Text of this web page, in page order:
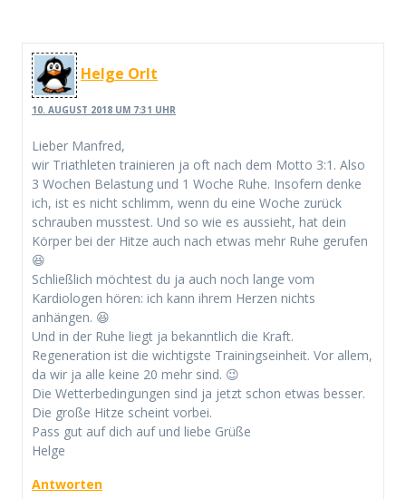
Helge Orlt
10. AUGUST 2018 UM 7:31 UHR
Lieber Manfred,
wir Triathleten trainieren ja oft nach dem Motto 3:1. Also
3 Wochen Belastung und 1 Woche Ruhe. Insofern denke
ich, ist es nicht schlimm, wenn du eine Woche zurück
schrauben musstest. Und so wie es aussieht, hat dein
Körper bei der Hitze auch nach etwas mehr Ruhe gerufen
😆
Schließlich möchtest du ja auch noch lange vom
Kardiologen hören: ich kann ihrem Herzen nichts
anhängen. 😆
Und in der Ruhe liegt ja bekanntlich die Kraft.
Regeneration ist die wichtigste Trainingseinheit. Vor allem,
da wir ja alle keine 20 mehr sind. 😉
Die Wetterbedingungen sind ja jetzt schon etwas besser.
Die große Hitze scheint vorbei.
Pass gut auf dich auf und liebe Grüße
Helge
Antworten